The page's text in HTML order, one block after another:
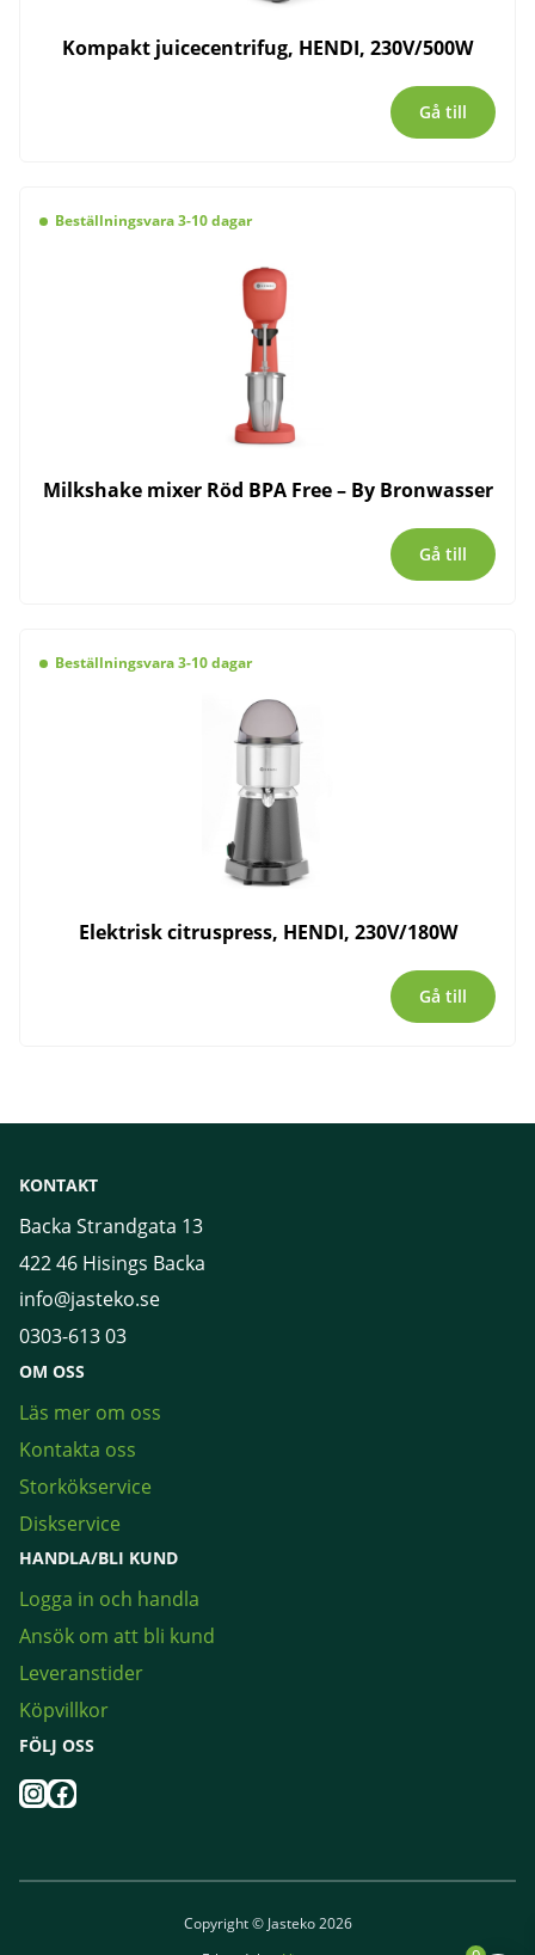
Kompakt juicecentrifug, HENDI, 230V/500W
Gå till
Beställningsvara 3-10 dagar
Milkshake mixer Röd BPA Free – By Bronwasser
Gå till
Beställningsvara 3-10 dagar
Elektrisk citruspress, HENDI, 230V/180W
Gå till
KONTAKT
Backa Strandgata 13
422 46 Hisings Backa
info@jasteko.se
0303-613 03
OM OSS
Läs mer om oss
Kontakta oss
Storkökservice
Diskservice
HANDLA/BLI KUND
Logga in och handla
Ansök om att bli kund
Leveranstider
Köpvillkor
FÖLJ OSS
Instagram
Facebook
Copyright © Jasteko 2026